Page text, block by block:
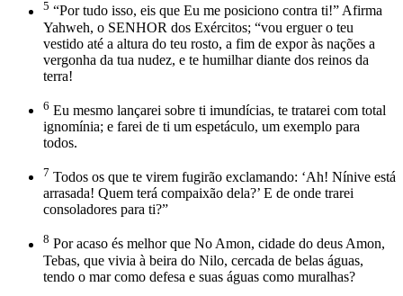
5 “Por tudo isso, eis que Eu me posiciono contra ti!” Afirma
Yahweh, o SENHOR dos Exércitos; “vou erguer o teu
vestido até a altura do teu rosto, a fim de expor às nações a
vergonha da tua nudez, e te humilhar diante dos reinos da
terra!
6 Eu mesmo lançarei sobre ti imundícias, te tratarei com total
ignomínia; e farei de ti um espetáculo, um exemplo para
todos.
7 Todos os que te virem fugirão exclamando: ‘Ah! Nínive está
arrasada! Quem terá compaixão dela?’ E de onde trarei
consoladores para ti?”
8 Por acaso és melhor que No Amon, cidade do deus Amon,
Tebas, que vivia à beira do Nilo, cercada de belas águas,
tendo o mar como defesa e suas águas como muralhas?